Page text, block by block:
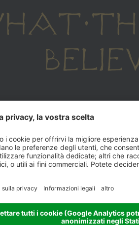
I PROPRI LIMITI.